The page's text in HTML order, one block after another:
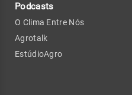
Podcasts
O Clima Entre Nós
Agrotalk
EstúdioAgro